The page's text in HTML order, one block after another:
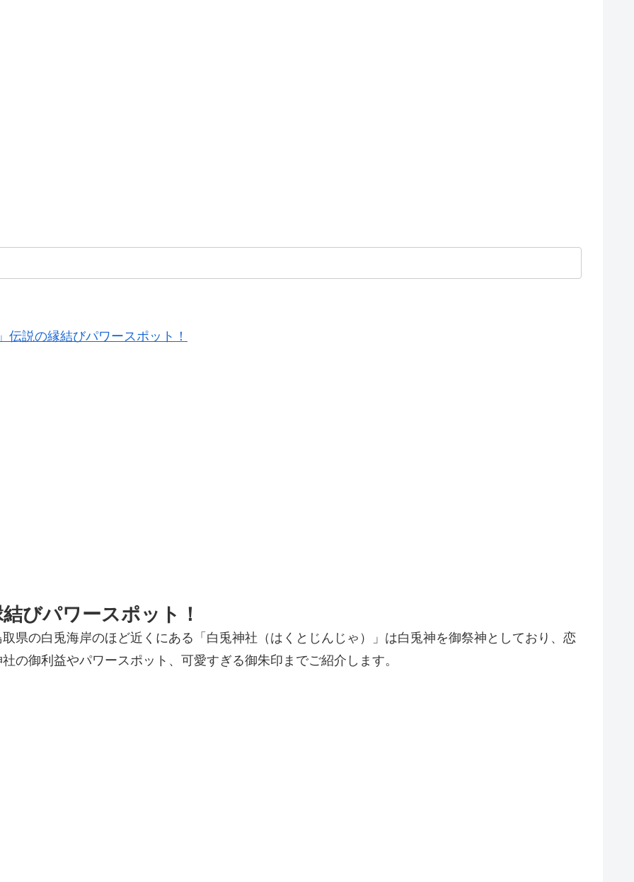
伝説の縁結びパワースポット！
びパワースポット！
県の白兎海岸のほど近くにある「白兎神社（はくとじんじゃ）」は白兎神を御祭神としており、恋
の御利益やパワースポット、可愛すぎる御朱印までご紹介します。